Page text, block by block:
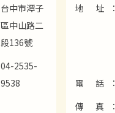
台中市潭子
區中山路二
段136號
04-2535-
9538
地 址：
電 話：
傳 真：